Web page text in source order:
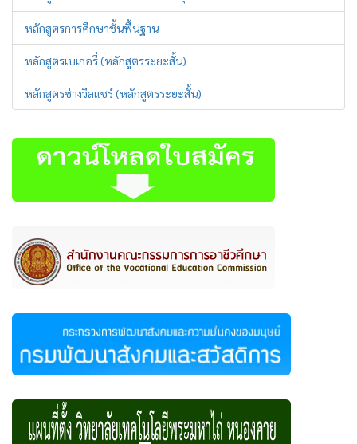
หลักสูตรการศึกษาชั้นพื้นฐาน
หลักสูตรเบเกอรี่ (หลักสูตรระยะสั้น)
หลักสูตรช่างวีลแชร์ (หลักสูตรระยะสั้น)